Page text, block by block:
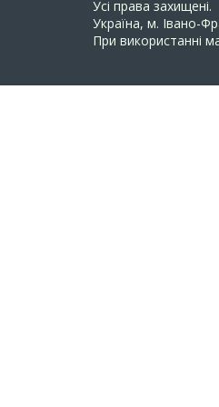
Усi права захищенi.
Україна, м. Івано-
При використанні